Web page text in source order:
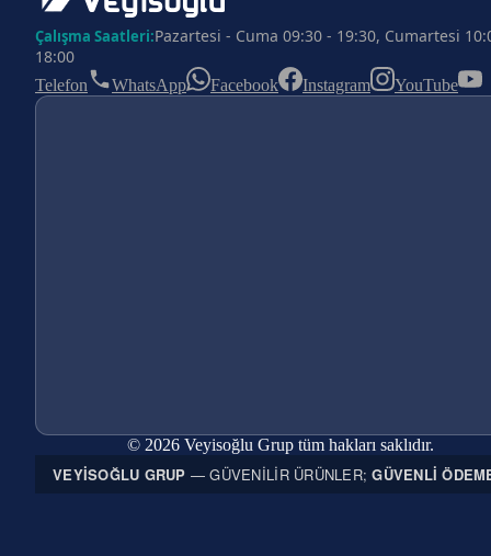
Çalışma Saatleri:Pazartesi - Cuma 09:30 - 19:30, Cumartesi
18:00
Telefon WhatsApp Facebook Instagram YouTube
© 2026 Veyisoğlu Grup tüm hakları saklıdır.
VEYISOĞLU GRUP — GÜVENILIR ÜRÜNLER;GÜVENLI